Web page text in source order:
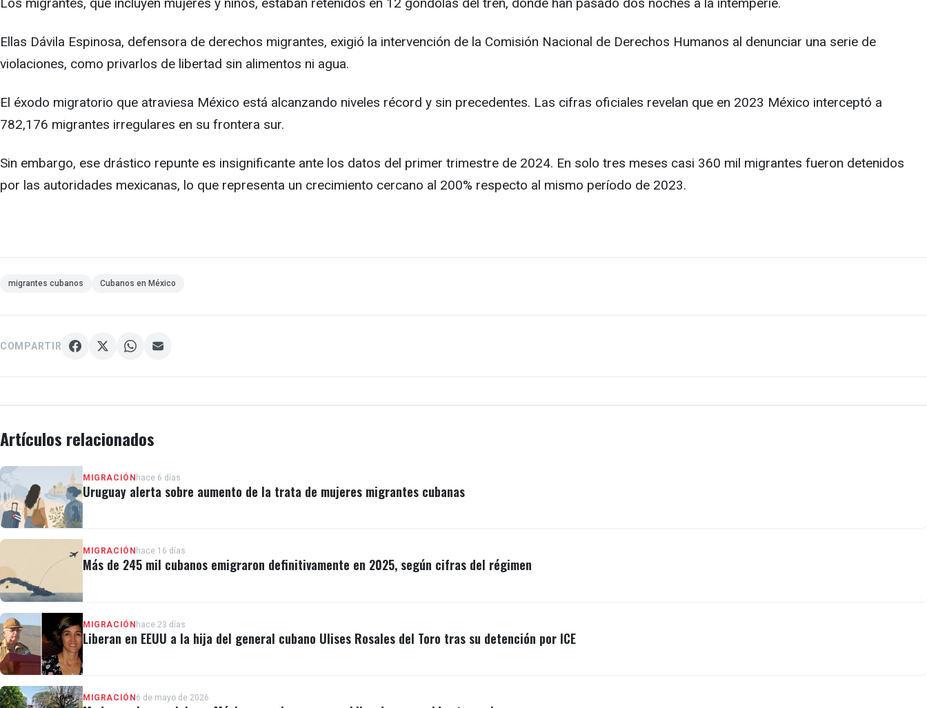
Los migrantes, que incluyen mujeres y niños, estaban retenidos en 12 góndolas del tren, donde han pasado dos noches a la intemperie.
Ellas Dávila Espinosa, defensora de derechos migrantes, exigió la intervención de la Comisión Nacional de Derechos Humanos al denunciar una serie de
violaciones, como privarlos de libertad sin alimentos ni agua.
El éxodo migratorio que atraviesa México está alcanzando niveles récord y sin precedentes. Las cifras oficiales revelan que en 2023 México interceptó a
782,176 migrantes irregulares en su frontera sur.
Sin embargo, ese drástico repunte es insignificante ante los datos del primer trimestre de 2024. En solo tres meses casi 360 mil migrantes fueron detenidos
por las autoridades mexicanas, lo que representa un crecimiento cercano al 200% respecto al mismo período de 2023.
migrantes cubanos Cubanos en México
COMPARTIR
Artículos relacionados
MIGRACIÓN hace 6 días
Uruguay alerta sobre aumento de la trata de mujeres migrantes cubanas
MIGRACIÓN hace 16 días
Más de 245 mil cubanos emigraron definitivamente en 2025, según cifras del régimen
MIGRACIÓN hace 23 días
Liberan en EEUU a la hija del general cubano Ulises Rosales del Toro tras su detención por ICE
MIGRACIÓN6 de mayo de 2026